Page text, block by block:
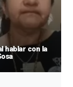
hablar con la